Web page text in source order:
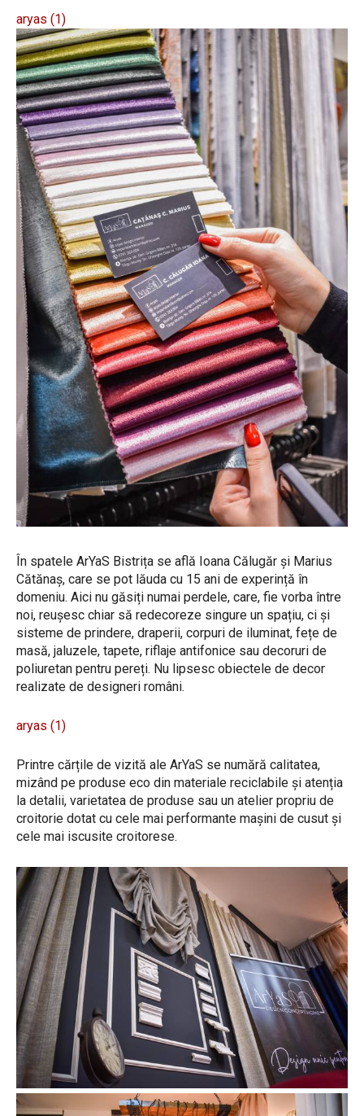
aryas (1)
În spatele ArYaS Bistrița se află Ioana Călugăr și Marius
Cătănaș, care se pot lăuda cu 15 ani de experință în
domeniu. Aici nu găsiți numai perdele, care, fie vorba între
noi, reușesc chiar să redecoreze singure un spațiu, ci și
sisteme de prindere, draperii, corpuri de iluminat, fețe de
masă, jaluzele, tapete, riflaje antifonice sau decoruri de
poliuretan pentru pereți. Nu lipsesc obiectele de decor
realizate de designeri români.
aryas (1)
Printre cărțile de vizită ale ArYaS se numără calitatea,
mizând pe produse eco din materiale reciclabile și atenția
la detalii, varietatea de produse sau un atelier propriu de
croitorie dotat cu cele mai performante mașini de cusut și
cele mai iscusite croitorese.